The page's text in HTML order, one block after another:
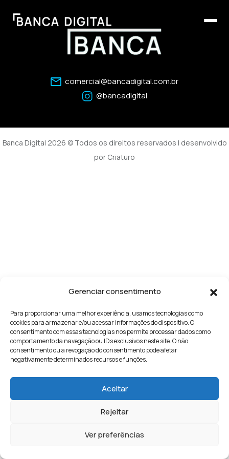
Gerenciar consentimento
Para proporcionar uma melhor experiência, usamos tecnologias como
cookies para armazenar e/ou acessar informações do dispositivo. O
consentimento com essas tecnologias nos permite processar dados como
comportamento da navegação ou IDs exclusivos neste site. O não
consentimento ou a revogação do consentimento pode afetar
negativamente determinados recursos e funções.
Aceitar
Rejeitar
Ver preferências
comercial@bancadigital.com.br
@bancadigital
Banca Digital 2026 © Todos os direitos reservados | desenvolvido
por Criaturo